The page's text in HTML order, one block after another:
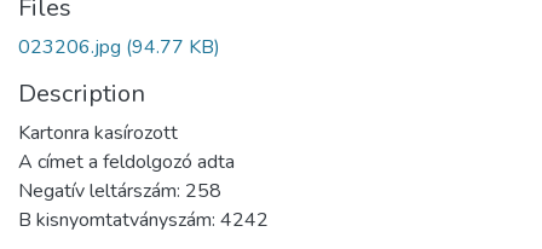
Files
023206.jpg (94.77 KB)
Description
Kartonra kasírozott
A címet a feldolgozó adta
Negatív leltárszám: 258
B kisnyomtatványszám: 4242